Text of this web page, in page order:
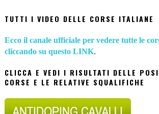
TUTTI I VIDEO DELLE CORSE ITALIANE
Ecco il canale ufficiale per vedere tutte le
cliccando su questo LINK.
CLICCA E VEDI I RISULTATI DELLE
CORSE E LE RELATIVE SQUALIFICHE